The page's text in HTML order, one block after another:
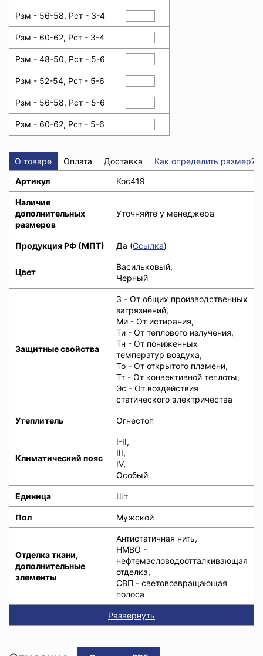
Рзм - 56-58, Рст - 3-4
Рзм - 60-62, Рст - 3-4
Рзм - 48-50, Рст - 5-6
Рзм - 52-54, Рст - 5-6
Рзм - 56-58, Рст - 5-6
Рзм - 60-62, Рст - 5-6
О товаре Оплата Доставка
Как определить размер?
Артикул
Кос419
Наличие
дополнительных
размеров
Уточняйте у менеджера
Продукция РФ (МПТ) Да (Ссылка)
Цвет
Васильковый,
Черный
Защитные свойства
З - От общих производственных
загрязнений,
Ми - От истирания,
Ти - От теплового излучения,
Тн - От пониженных
температур воздуха,
То - От открытого пламени,
Тт - От конвективной теплоты,
Эс - От воздействия
статического электричества
Утеплитель Огнестоп
Климатический пояс
I-II,
III,
IV,
Особый
Единица Шт
Пол Мужской
Отделка ткани,
дополнительные
элементы
Антистатичная нить,
НМВО -
нефтемасловодоотталкивающая
отделка,
СВП - световозвращающая
полоса
Развернуть